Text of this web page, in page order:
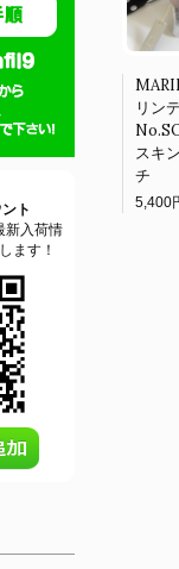
リン
スキ
チ
ト
新入荷情
ます！